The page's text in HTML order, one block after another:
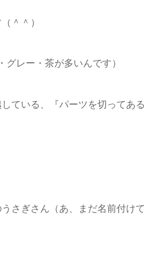
＾＾）
レー・茶が多いんです）
ている、『パーツを切ってあ
さぎさん（あ、まだ名前付け